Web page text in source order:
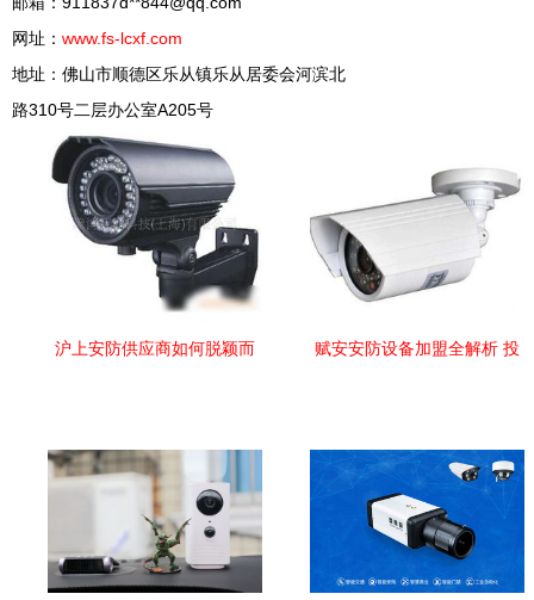
碳锅能耗大
推出响应低
碳与碳高峰
目标的路径
——当 燃
效果，这对
于追求更少
厨房和环境
网址： www.fs-lcxf.com
地址：佛山市顺德区乐从镇乐从居委会河滨北
路310号二层办公室A205号
沪上安防供应商如何脱颖而
赋安安防设备加盟全解析 投